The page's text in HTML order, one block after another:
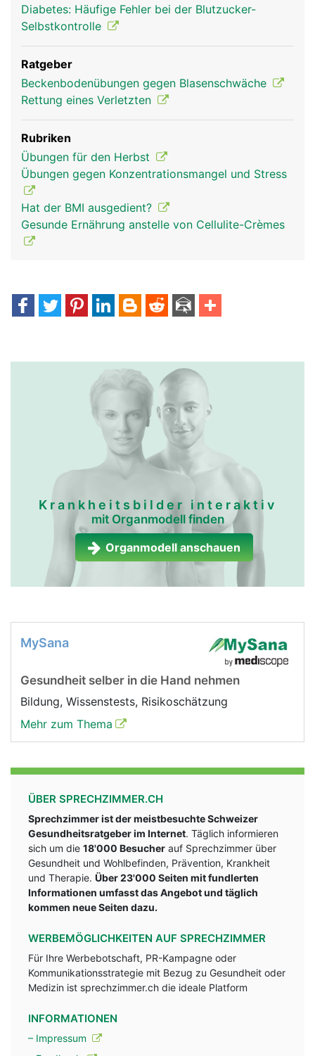
Diabetes: Häufige Fehler bei der Blutzucker-
Selbstkontrolle
Ratgeber
Beckenbodenübungen gegen Blasenschwäche
Rettung eines Verletzten
Rubriken
Übungen für den Herbst
Übungen gegen Konzentrationsmangel und Stress
Hat der BMI ausgedient?
Gesunde Ernährung anstelle von Cellulite-Crèmes
Krankheitsbilder interaktiv
mit Organmodell finden
Organmodell anschauen
MySana
Gesundheit selber in die Hand nehmen
Bildung, Wissenstests, Risikoschätzung
Mehr zum Thema
ÜBER SPRECHZIMMER.CH
Sprechzimmer ist der meistbesuchte Schweizer
Gesundheitsratgeber im Internet. Täglich informieren
sich um die 18'000 Besucher auf Sprechzimmer über
Gesundheit und Wohlbefinden, Prävention, Krankheit
und Therapie. Über 23'000 Seiten mit fundlerten
Informationen umfasst das Angebot und täglich
kommen neue Seiten dazu.
WERBEMÖGLICHKEITEN AUF SPRECHZIMMER
Für Ihre Werbebotschaft, PR-Kampagne oder
Kommunikationsstrategie mit Bezug zu Gesundheit oder
Medizin ist sprechzimmer.ch die ideale Platform
INFORMATIONEN
– Impressum